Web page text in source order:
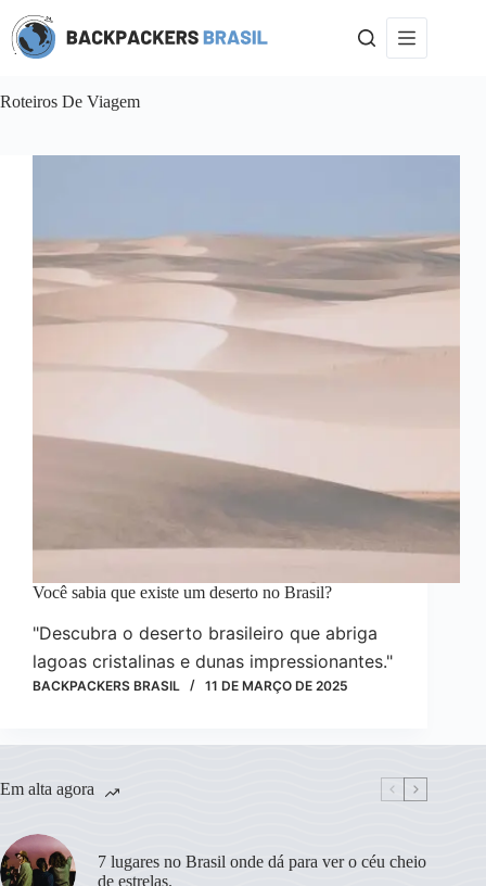
para
Roteiros De Viagem
Você sabia que existe um deserto no Brasil?
"Descubra o deserto brasileiro que abriga
lagoas cristalinas e dunas impressionantes."
BACKPACKERS BRASIL 11 DE MARÇO DE 2025
Em alta agora
7 lugares no Brasil onde dá para ver o céu cheio
de estrelas.